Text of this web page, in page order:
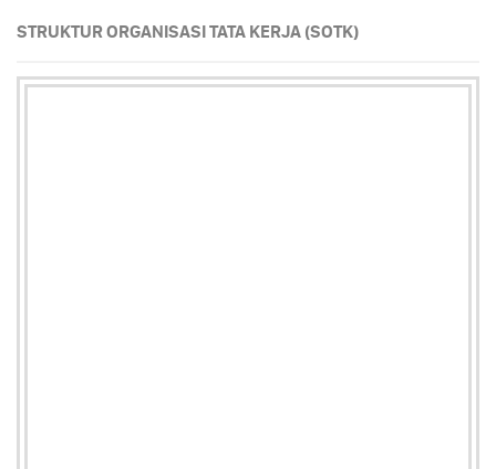
STRUKTUR ORGANISASI TATA KERJA (SOTK)